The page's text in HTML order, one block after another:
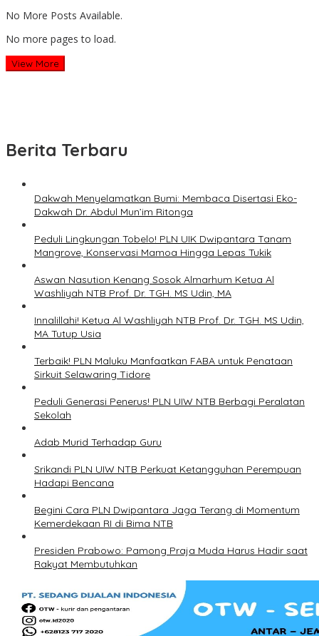
No More Posts Available.
No more pages to load.
View More
Berita Terbaru
Dakwah Menyelamatkan Bumi: Membaca Disertasi Eko-
Dakwah Dr. Abdul Mun’im Ritonga
Peduli Lingkungan Tobelo! PLN UIK Dwipantara Tanam
Mangrove, Konservasi Mamoa Hingga Lepas Tukik
Aswan Nasution Kenang Sosok Almarhum Ketua Al
Washliyah NTB Prof. Dr. TGH. MS Udin, MA
Innalillahi! Ketua Al Washliyah NTB Prof. Dr. TGH. MS Udin,
MA Tutup Usia
Terbaik! PLN Maluku Manfaatkan FABA untuk Penataan
Sirkuit Selawaring Tidore
Peduli Generasi Penerus! PLN UIW NTB Berbagi Peralatan
Sekolah
Adab Murid Terhadap Guru
Srikandi PLN UIW NTB Perkuat Ketangguhan Perempuan
Hadapi Bencana
Begini Cara PLN Dwipantara Jaga Terang di Momentum
Kemerdekaan RI di Bima NTB
Presiden Prabowo: Pamong Praja Muda Harus Hadir saat
Rakyat Membutuhkan